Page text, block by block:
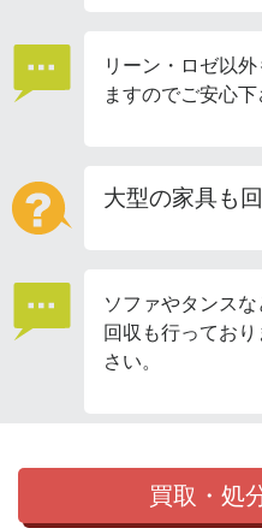
リーン・ロゼ以
ますのでご安心下
大型の家具も
ソファやタンス
回収も行ってお
さい。
買取・処